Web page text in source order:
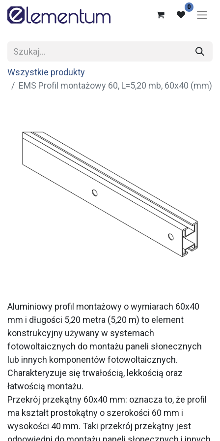
0
Wszystkie produkty
EMS Profil montażowy 60, L=5,20 mb, 60x40 (mm)
Aluminiowy profil montażowy o wymiarach 60x40
mm i długości 5,20 metra (5,20 m) to element
konstrukcyjny używany w systemach
fotowoltaicznych do montażu paneli słonecznych
lub innych komponentów fotowoltaicznych.
Charakteryzuje się trwałością, lekkością oraz
łatwością montażu.
Przekrój przekątny 60x40 mm: oznacza to, że profil
ma kształt prostokątny o szerokości 60 mm i
wysokości 40 mm. Taki przekrój przekątny jest